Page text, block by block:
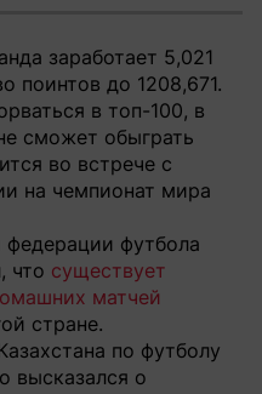
заработает 5,021
поинтов до 1208,671.
в топ-100, в
сможет обыграть
во встрече с
на чемпионат мира
федерации футбола
что существует
матчей
стране.
по футболу
высказался о